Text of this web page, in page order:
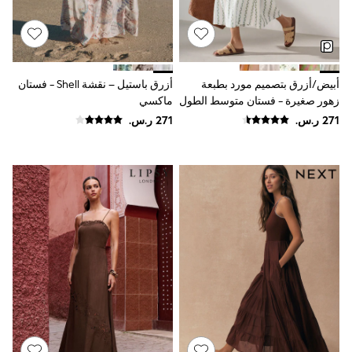
Baker by Ted Baker
Boden
Lipsy
Love & Roses
Mint Velvet
Monsoon
River Island
SCHOOWEAR
All Boys Schoolwear
Shorts
Shirts
Polo Shirts
Sweatshirts & Jumpers
Coats & Jackets
Underwear
Socks
Multipacks
All Boys Sport & Swimwear
Trainers & Pumps
Swimwear
Tops
أبيض/أزرق بتصميم مورد بطبعة
زهور صغيرة - فستان متوسط الطول
مجمع بكم منفوخ
أزرق باستيل – نقشة Shell - فستان
ماكسي